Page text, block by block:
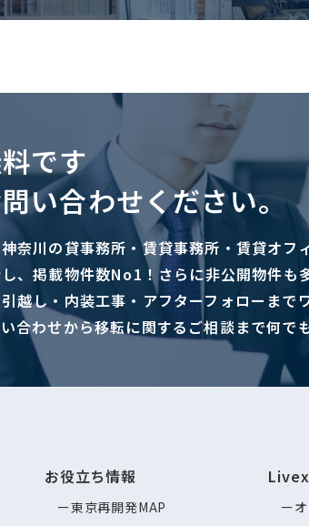
です
い合わせください。
奈川の貸事務所・賃貸事務所・賃貸オフ
、掲載物件数No1！さらに非公開物件も
越し・内装工事・アフターフォローまで
合わせから移転に関するご相談まで何で
お役立ち情報
東京再開発MAP